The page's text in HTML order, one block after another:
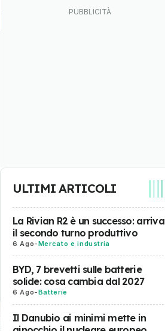
ULTIMI ARTICOLI
La Rivian R2 è un successo: arriva
il secondo turno produttivo
6 Ago-Mercato e industria
BYD, 7 brevetti sulle batterie
solide: cosa cambia dal 2027
6 Ago-Batterie
Il Danubio ai minimi mette in